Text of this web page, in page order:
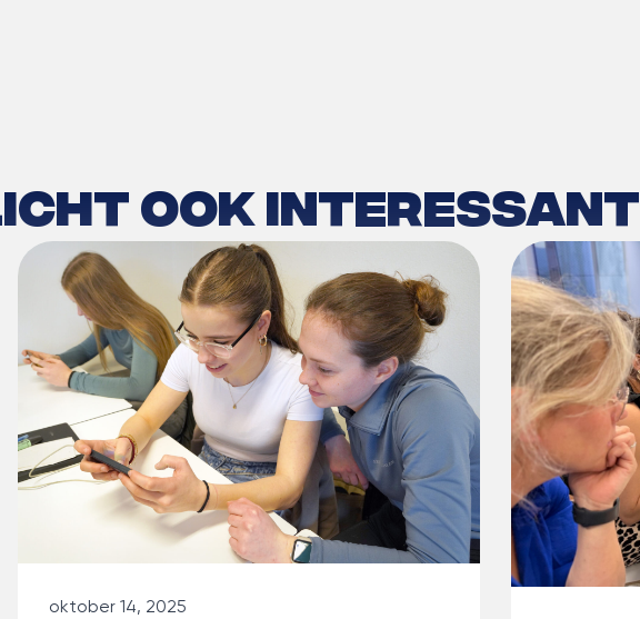
ook interessant
oktober 14, 2025